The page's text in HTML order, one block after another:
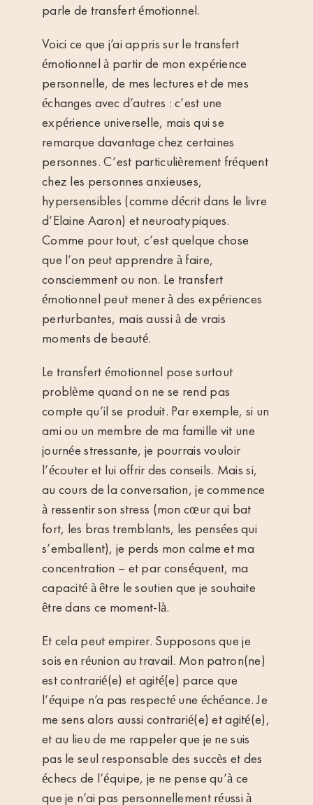
parle de transfert émotionnel.
Voici ce que j’ai appris sur le transfert
émotionnel à partir de mon expérience
personnelle, de mes lectures et de mes
échanges avec d’autres : c’est une
expérience universelle, mais qui se
remarque davantage chez certaines
personnes. C’est particulièrement fréquent
chez les personnes anxieuses,
hypersensibles (comme décrit dans le livre
d’Elaine Aaron) et neuroatypiques.
Comme pour tout, c’est quelque chose
que l’on peut apprendre à faire,
consciemment ou non. Le transfert
émotionnel peut mener à des expériences
perturbantes, mais aussi à de vrais
moments de beauté.
Le transfert émotionnel pose surtout
problème quand on ne se rend pas
compte qu’il se produit. Par exemple, si un
ami ou un membre de ma famille vit une
journée stressante, je pourrais vouloir
l’écouter et lui offrir des conseils. Mais si,
au cours de la conversation, je commence
à ressentir son stress (mon cœur qui bat
fort, les bras tremblants, les pensées qui
s’emballent), je perds mon calme et ma
concentration – et par conséquent, ma
capacité à être le soutien que je souhaite
être dans ce moment-là.
Et cela peut empirer. Supposons que je
sois en réunion au travail. Mon patron(ne)
est contrarié(e) et agité(e) parce que
l’équipe n’a pas respecté une échéance. Je
me sens alors aussi contrarié(e) et agité(e),
et au lieu de me rappeler que je ne suis
pas le seul responsable des succès et des
échecs de l’équipe, je ne pense qu’à ce
que je n’ai pas personnellement réussi à